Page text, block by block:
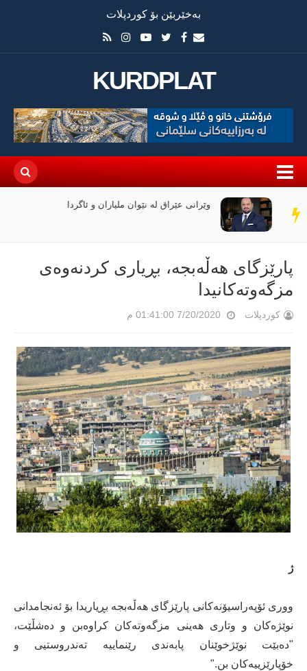
بەخێربێن بۆ کوردپلات
KURDPLAT
سەر
دێڕ
وێرانی عێراق لە نێوان ملیاران و ئاگردا
پارێزگای هەڵەبجە، بڕیاری كردنەوەی
مزگەوتەكانیدا
کوردپلات 7/20/2020 01:41:00 م
ژ
ووری ئۆپەراسیۆنەکانی پارێزگای هەڵەبجە بڕیاریدا بۆ ئەنجامدانی
نوێژەکان و وتاری هەینی مزگەوتەکان کراوەبن و دەشڵێت،
"دەبێت نوێژخوێنان پابەندی رێنماییە تەندروستیی و
خۆپارێزییەکان بن."